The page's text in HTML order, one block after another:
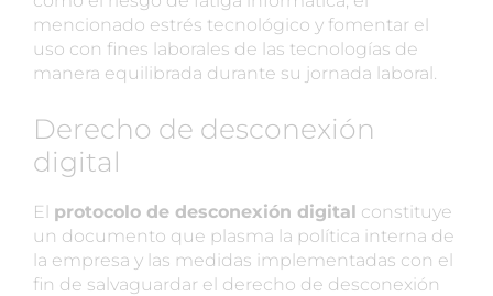
mencionado estrés tecnológico y fomentar el
uso con fines laborales de las tecnologías de
manera equilibrada durante su jornada laboral.
Derecho de desconexión
digital
El protocolo de desconexión digital constituye
un documento que plasma la política interna de
la empresa y las medidas implementadas con el
fin de salvaguardar el derecho de desconexión